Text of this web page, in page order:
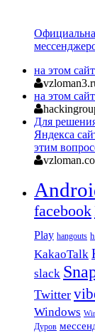
на этом
на этом
Для
Яндекса
этим
facebook
Play hangouts
KakaoTalk
slack
Twitter
Windows
Дуров